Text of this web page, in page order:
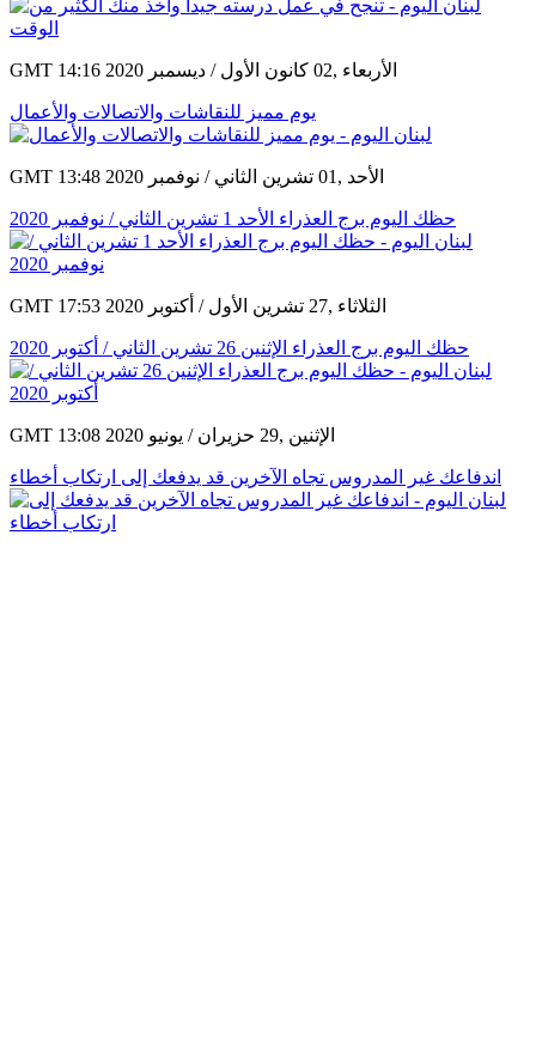
GMT 14:16 2020 الأربعاء ,02 كانون الأول / ديسمبر
يوم مميز للنقاشات والاتصالات والأعمال
GMT 13:48 2020 الأحد ,01 تشرين الثاني / نوفمبر
حظك اليوم برج العذراء الأحد 1 تشرين الثاني / نوفمبر 2020
GMT 17:53 2020 الثلاثاء ,27 تشرين الأول / أكتوبر
حظك اليوم برج العذراء الإثنين 26 تشرين الثاني / أكتوبر 2020
GMT 13:08 2020 الإثنين ,29 حزيران / يونيو
اندفاعك غير المدروس تجاه الآخرين قد يدفعك إلى ارتكاب أخطاء